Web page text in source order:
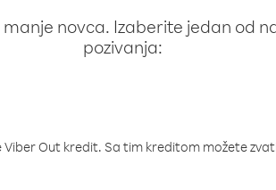
novca. Izaberite jedan od
pozivanja:
Out kredit. Sa tim kreditom možete